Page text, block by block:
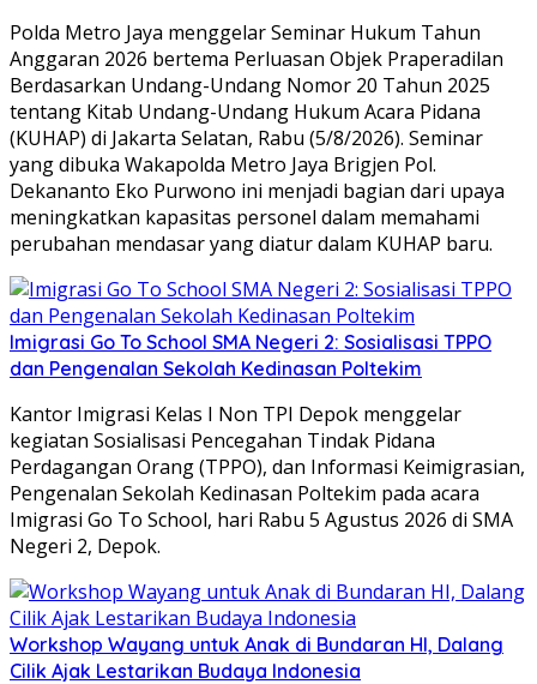
Polda Metro Jaya menggelar Seminar Hukum Tahun
Anggaran 2026 bertema Perluasan Objek Praperadilan
Berdasarkan Undang-Undang Nomor 20 Tahun 2025
tentang Kitab Undang-Undang Hukum Acara Pidana
(KUHAP) di Jakarta Selatan, Rabu (5/8/2026). Seminar
yang dibuka Wakapolda Metro Jaya Brigjen Pol.
Dekananto Eko Purwono ini menjadi bagian dari upaya
meningkatkan kapasitas personel dalam memahami
perubahan mendasar yang diatur dalam KUHAP baru.
Imigrasi Go To School SMA Negeri 2: Sosialisasi TPPO
dan Pengenalan Sekolah Kedinasan Poltekim
Kantor Imigrasi Kelas I Non TPI Depok menggelar
kegiatan Sosialisasi Pencegahan Tindak Pidana
Perdagangan Orang (TPPO), dan Informasi Keimigrasian,
Pengenalan Sekolah Kedinasan Poltekim pada acara
Imigrasi Go To School, hari Rabu 5 Agustus 2026 di SMA
Negeri 2, Depok.
Workshop Wayang untuk Anak di Bundaran HI, Dalang
Cilik Ajak Lestarikan Budaya Indonesia